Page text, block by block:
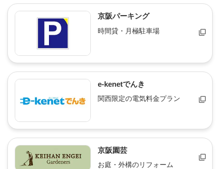
京阪パーキング
時間貸・月極駐車場
e-kenetでんき
関西限定の電気料金プラン
京阪園芸
お庭・外構のリフォーム